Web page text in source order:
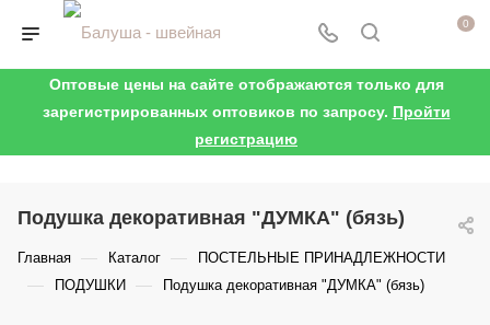
0
Оптовые цены на сайте отображаются только для
зарегистрированных оптовиков по запросу. Пройти
регистрацию
Подушка декоративная "ДУМКА" (бязь)
Главная — Каталог — ПОСТЕЛЬНЫЕ ПРИНАДЛЕЖНОСТИ
— ПОДУШКИ — Подушка декоративная "ДУМКА" (бязь)